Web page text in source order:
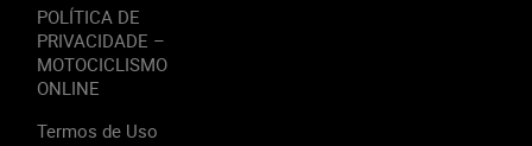
POLÍTICA DE
PRIVACIDADE –
MOTOCICLISMO
ONLINE
Termos de Uso